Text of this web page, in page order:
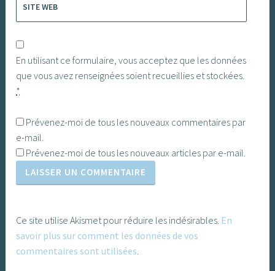
SITE WEB
En utilisant ce formulaire, vous acceptez que les données
que vous avez renseignées soient recueillies et stockées.
*
Prévenez-moi de tous les nouveaux commentaires par
e-mail.
Prévenez-moi de tous les nouveaux articles par e-mail.
Ce site utilise Akismet pour réduire les indésirables. En
savoir plus sur comment les données de vos
commentaires sont utilisées.